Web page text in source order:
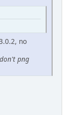
no
png